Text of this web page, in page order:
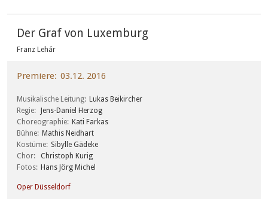
Der Graf von Luxemburg
Franz Lehár
Premiere 03.12. 2016
Musikalische Leitung Lukas Beikircher
Regie
Jens-Daniel Herzog
Choreographie Kati Farkas
Bühne Mathis Neidhart
Kostüme
Sibylle Gädeke
Chor
Christoph Kurig
Fotos Hans Jörg Michel
Oper Düsseldorf